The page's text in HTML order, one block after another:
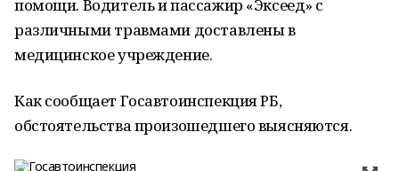
помощи. Водитель и пассажир «Эксеед» с
различными травмами доставлены в
медицинское учреждение.
Как сообщает Госавтоинспекция РБ,
обстоятельства произошедшего выясняются.